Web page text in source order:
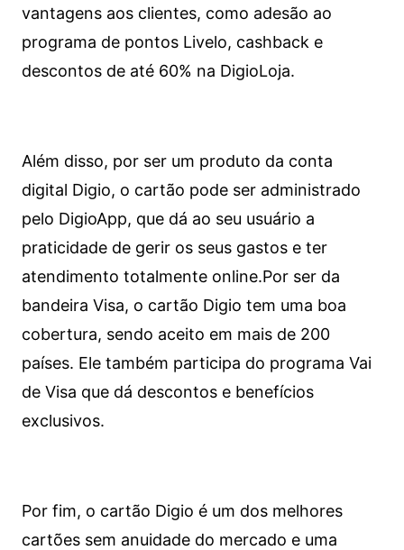
vantagens aos clientes, como adesão ao
programa de pontos Livelo, cashback e
descontos de até 60% na DigioLoja.
Além disso, por ser um produto da conta
digital Digio, o cartão pode ser administrado
pelo DigioApp, que dá ao seu usuário a
praticidade de gerir os seus gastos e ter
atendimento totalmente online.Por ser da
bandeira Visa, o cartão Digio tem uma boa
cobertura, sendo aceito em mais de 200
países. Ele também participa do programa Vai
de Visa que dá descontos e benefícios
exclusivos.
Por fim, o cartão Digio é um dos melhores
cartões sem anuidade do mercado e uma